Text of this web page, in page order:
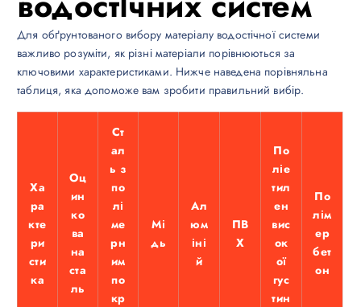
Для обґрунтованого вибору матеріалу водостічної системи
важливо розуміти, як різні матеріали порівнюються за
ключовими характеристиками. Нижче наведена порівняльна
таблиця, яка допоможе вам зробити правильний вибір.
Ха
ра
кте
ри
сти
ка
Оц
ин
ко
ва
на
ста
ль
Ст
ал
ь з
по
лі
ме
рн
им
по
кр
Мі
дь
Ал
юм
іні
й
ПВ
Х
По
ліе
тил
ен
вис
ок
ої
гус
тин
По
лім
ер
бет
он